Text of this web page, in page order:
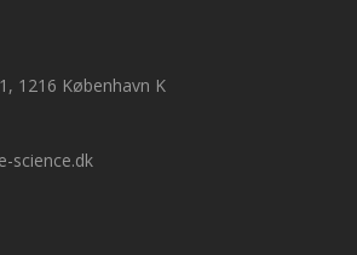
1216 København K
science.dk